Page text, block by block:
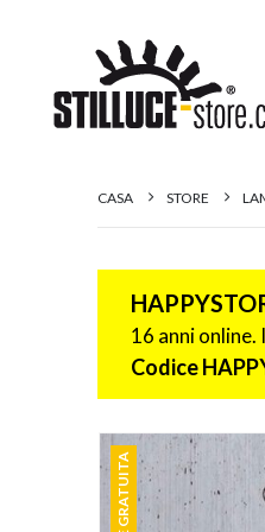
CASA STORE
16 anni
Codice